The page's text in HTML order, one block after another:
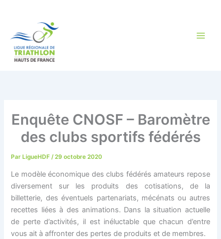
Enquête CNOSF – Baromètre
des clubs sportifs fédérés
ParLigueHDF /29 octobre 2020
Le modèle économique des clubs fédérés amateurs repose
diversement sur les produits des cotisations, de la
billetterie, des éventuels partenariats, mécénats ou autres
recettes liées à des animations. Dans la situation actuelle
de perte d’activités, il est inéluctable que chacun d’entre
vous ait à affronter des pertes de produits et de membres.